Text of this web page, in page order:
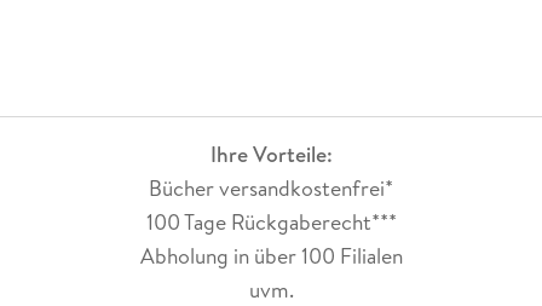
Ihre Vorteile:
Bücher versandkostenfrei*
100 Tage Rückgaberecht***
Abholung in über 100 Filialen
uvm.